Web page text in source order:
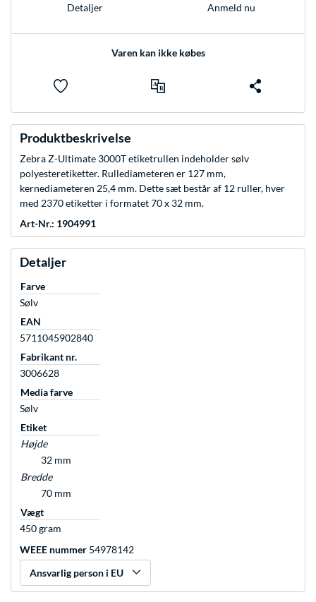
Detaljer Anmeld nu
Varen kan ikke købes
Produktbeskrivelse
Zebra Z-Ultimate 3000T etiketrullen indeholder sølv
polyesteretiketter. Rullediameteren er 127 mm,
kernediameteren 25,4 mm. Dette sæt består af 12 ruller, hver
med 2370 etiketter i formatet 70 x 32 mm.
Art-Nr.: 1904991
Detaljer
Farve
Sølv
EAN
5711045902840
Fabrikant nr.
3006628
Media farve
Sølv
Etiket
Højde
32 mm
Bredde
70 mm
Vægt
450 gram
WEEE nummer 54978142
Ansvarlig person i EU